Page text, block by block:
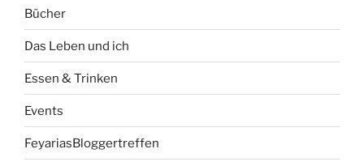
Bücher
Das Leben und ich
Essen & Trinken
Events
FeyariasBloggertreffen